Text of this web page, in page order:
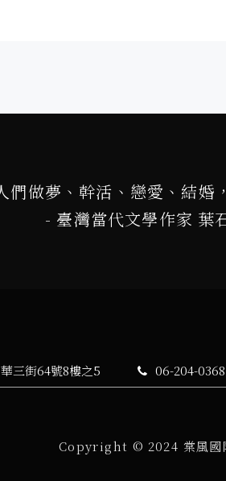
們做夢、幹活、戀愛、結婚
- 臺灣當代文學作家 葉
三街64號8樓之5 06-204-0368
Copyright © 2024 棠風國